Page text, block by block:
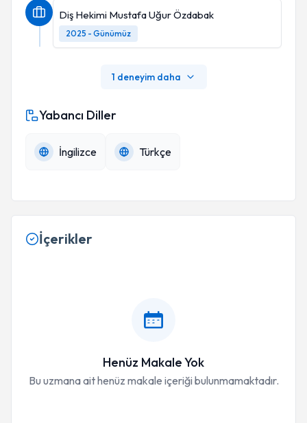
Diş Hekimi Mustafa Uğur Özdabak
2025 - Günümüz
1 deneyim daha
Yabancı Diller
İngilizce Türkçe
İçerikler
Henüz Makale Yok
Bu uzmana ait henüz makale içeriği bulunmamaktadır.